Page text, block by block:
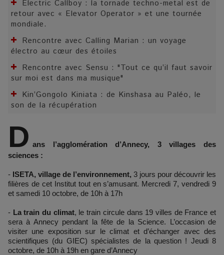
Electric Callboy : la tornade techno-metal est de
retour avec « Elevator Operator » et une tournée
mondiale.
Rencontre avec Calling Marian : un voyage
électro au cœur des étoiles
Rencontre avec Sensu : "Tout ce qu’il faut savoir
sur moi est dans ma musique"
Kin’Gongolo Kiniata : de Kinshasa au Paléo, le
son de la récupération
D ans l’agglomération d’Annecy, 3 villages des
sciences :
- ISETA, village de l’environnement, 3 jours pour découvrir les
filières de cet Institut tout en s’amusant. Mercredi 7, vendredi 9
et samedi 10 octobre, de 10h à 17h
- La train du climat, le train circule dans 19 villes de France et
sera à Annecy pendant la fête de la Science. L’occasion de
visiter une exposition sur le climat et d’échanger avec des
scientifiques (du GIEC) spécialistes de la question ! Jeudi 8
octobre, de 10h à 19h en gare d’Annecy